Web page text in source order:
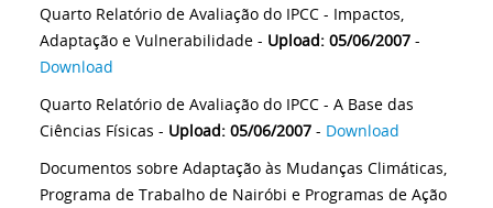
Quarto Relatório de Avaliação do IPCC - Impactos,
Adaptação e Vulnerabilidade - Upload: 05/06/2007 -
Download
Quarto Relatório de Avaliação do IPCC - A Base das
Ciências Físicas - Upload: 05/06/2007 - Download
Documentos sobre Adaptação às Mudanças Climáticas,
Programa de Trabalho de Nairóbi e Programas de Ação